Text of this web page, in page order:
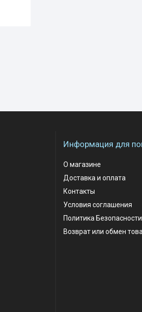
Информация для
О магазине
Доставка и оплата
Контакты
Условия соглашения
Политика Безопасности
Возврат или обмен